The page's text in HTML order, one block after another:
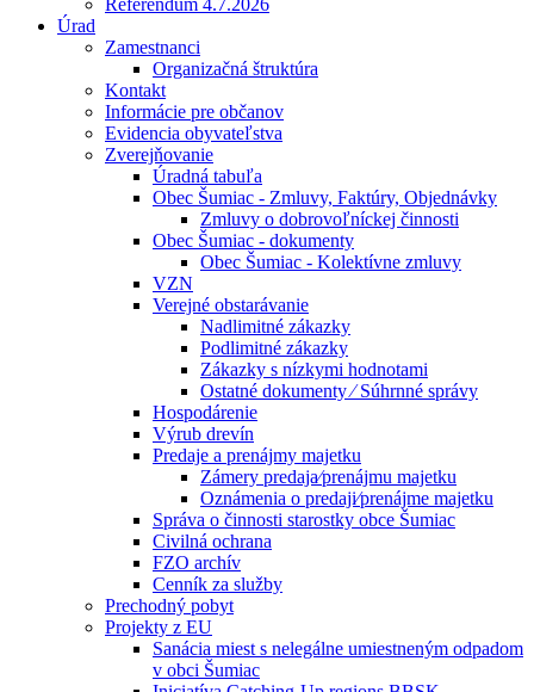
Referendum 4.7.2026
Úrad
Zamestnanci
Organizačná štruktúra
Kontakt
Informácie pre občanov
Evidencia obyvateľstva
Zverejňovanie
Úradná tabuľa
Obec Šumiac - Zmluvy, Faktúry, Objednávky
Zmluvy o dobrovoľníckej činnosti
Obec Šumiac - dokumenty
Obec Šumiac - Kolektívne zmluvy
VZN
Verejné obstarávanie
Nadlimitné zákazky
Podlimitné zákazky
Zákazky s nízkymi hodnotami
Ostatné dokumenty ⁄ Súhrnné správy
Hospodárenie
Výrub drevín
Predaje a prenájmy majetku
Zámery predaja⁄prenájmu majetku
Oznámenia o predaji⁄prenájme majetku
Správa o činnosti starostky obce Šumiac
Civilná ochrana
FZO archív
Cenník za služby
Prechodný pobyt
Projekty z EU
Sanácia miest s nelegálne umiestneným odpadom
v obci Šumiac